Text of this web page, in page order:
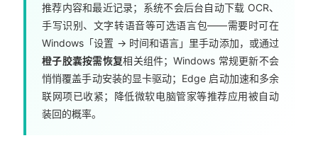
推荐内容和最近记录；系统不会后台自动下载 OCR、
手写识别、文字转语音等可选语言包——需要时可在
Windows「设置 → 时间和语言」里手动添加，或通过
橙子胶囊按需恢复相关组件；Windows 常规更新不会
悄悄覆盖手动安装的显卡驱动；Edge 启动加速和多余
联网项已收紧；降低微软电脑管家等推荐应用被自动
装回的概率。